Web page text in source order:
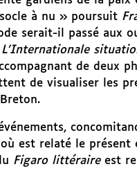
à nu » poursuit
serait-il passé aux
L’Internationale
de deux
de visualiser les
est relaté le présent
Figaro littéraireest